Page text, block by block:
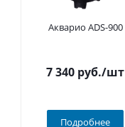
Акварио ADS-900
7 340 руб./шт
Подробнее